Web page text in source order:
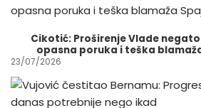
Cikotić: Proširenje Vlade
opasna poruka i teška
23/07/2026